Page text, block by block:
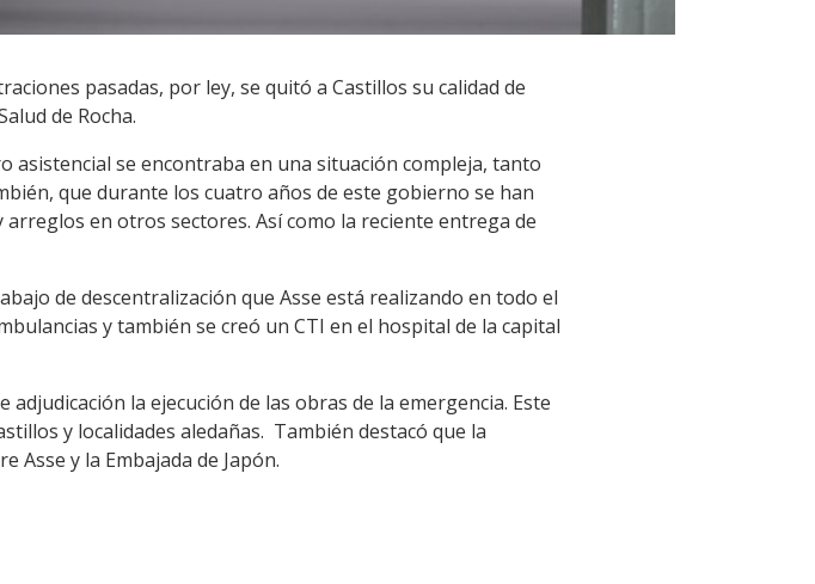
pasadas, por ley, se quitó a Castillos su calidad de
de Rocha.
asistencial se encontraba en una situación compleja, tanto
que durante los cuatro años de este gobierno se han
en otros sectores. Así como la reciente entrega de
de descentralización que Asse está realizando en todo el
y también se creó un CTI en el hospital de la capital
la ejecución de las obras de la emergencia. Este
y localidades aledañas. También destacó que la
y la Embajada de Japón.